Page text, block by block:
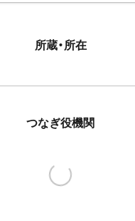
所蔵・所在
つなぎ役機関